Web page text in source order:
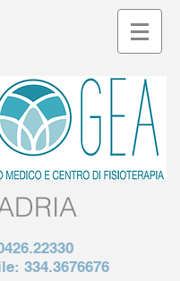
334.3676676